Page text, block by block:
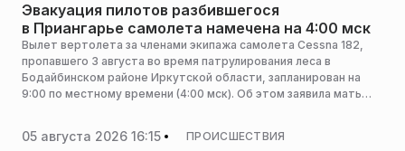
Эвакуация пилотов разбившегося
в Приангарье самолета намечена на 4:00 мск
Вылет вертолета за членами экипажа самолета Cessna 182,
пропавшего 3 августа во время патрулирования леса в
Бодайбинском районе Иркутской области, запланирован на
9:00 по местному времени (4:00 мск). Об этом заявила мать
05 августа 2026 16:15 ПРОИСШЕСТВИЯ